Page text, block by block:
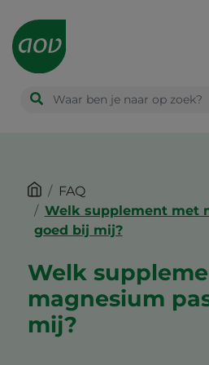
Main
navigation
FAQ
Welk supplement met
goed bij mij?
Welk
magnesium
mij?